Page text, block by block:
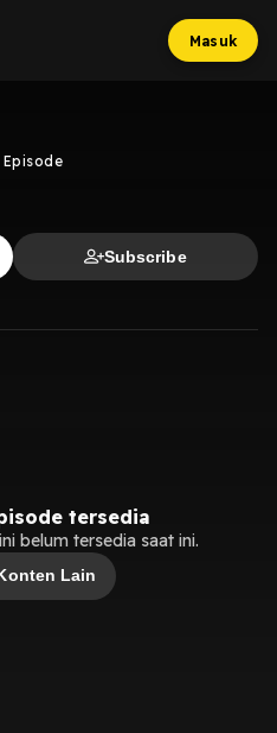
Masuk
Episode
Subscribe
tersedia
belum tersedia saat ini.
Lain